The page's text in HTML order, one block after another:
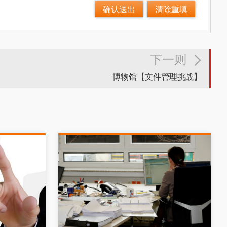
下一则
博物馆【文件管理挑战】